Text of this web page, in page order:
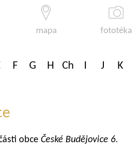
mapa fototéka
F G H Ch I J K
obce České Budějovice 6.